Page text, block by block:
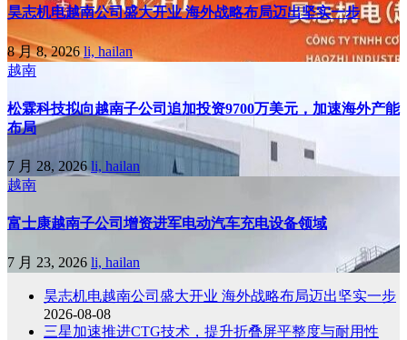
昊志机电越南公司盛大开业 海外战略布局迈出坚实一步
8 月 8, 2026li, hailan
越南
松霖科技拟向越南子公司追加投资9700万美元，加速海外产能
布局
7 月 28, 2026 li, hailan
越南
富士康越南子公司增资进军电动汽车充电设备领域
7 月 23, 2026 li, hailan
昊志机电越南公司盛大开业 海外战略布局迈出坚实一步
2026-08-08
三星加速推进CTG技术，提升折叠屏平整度与耐用性